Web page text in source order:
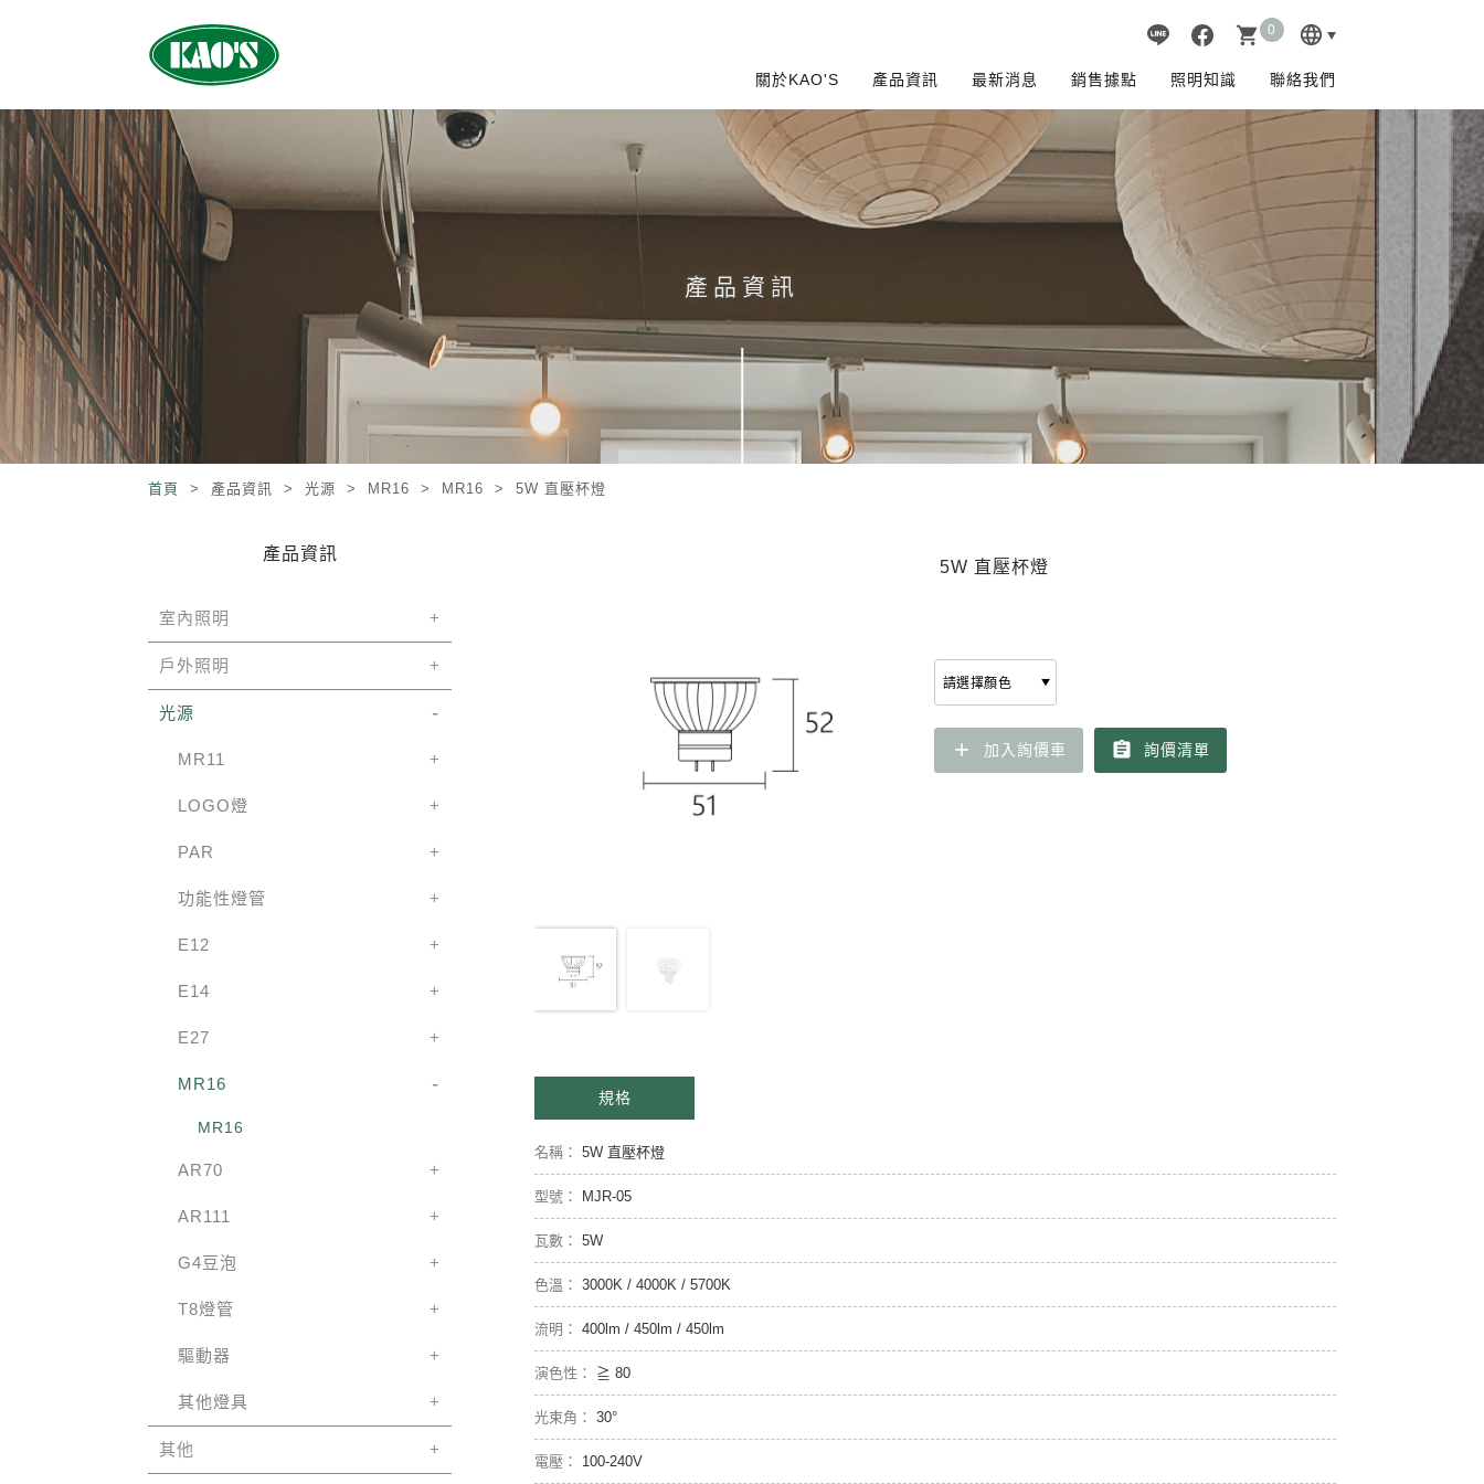
關於KAO'S 產品資訊 最新消息 銷售據點 照明知識 聯絡我們
language
shopping_cart 0
產品資訊
首頁 > 產品資訊 >光源 > MR16 > MR16 >5W 直壓杯燈
產品資訊
室內照明
戶外照明
光源
MR11
LOGO燈
PAR
功能性燈管
E12
E14
E27
MR16
MR16
AR70
AR111
G4豆泡
T8燈管
驅動器
其他燈具
其他
5W 直壓杯燈
add 加入詢價車 assignment 詢價清單
規格
5W 直壓杯燈
MJR-05
5W
3000K / 4000K / 5700K
400lm / 450lm / 450lm
≧ 80
30°
100-240V